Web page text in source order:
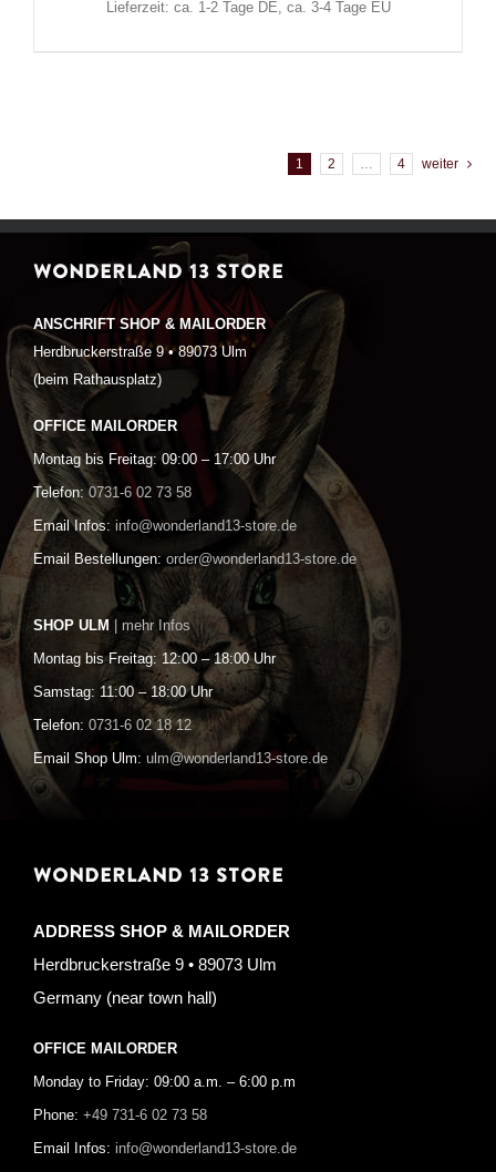
Lieferzeit: ca. 1-2 Tage DE, ca. 3-4 Tage EU
1 2 … 4 weiter
WONDERLAND 13 STORE
ANSCHRIFT SHOP & MAILORDER
Herdbruckerstraße 9 • 89073 Ulm
(beim Rathausplatz)
OFFICE MAILORDER
Montag bis Freitag: 09:00 – 17:00 Uhr
Telefon: 0731-6 02 73 58
Email Infos: info@wonderland13-store.de
Email Bestellungen: order@wonderland13-store.de
SHOP ULM | mehr Infos
Montag bis Freitag: 12:00 – 18:00 Uhr
Samstag: 11:00 – 18:00 Uhr
Telefon: 0731-6 02 18 12
Email Shop Ulm: ulm@wonderland13-store.de
WONDERLAND 13 STORE
ADDRESS SHOP & MAILORDER
Herdbruckerstraße 9 • 89073 Ulm
Germany (near town hall)
OFFICE MAILORDER
Monday to Friday: 09:00 a.m. – 6:00 p.m
Phone: +49 731-6 02 73 58
Email Infos: info@wonderland13-store.de